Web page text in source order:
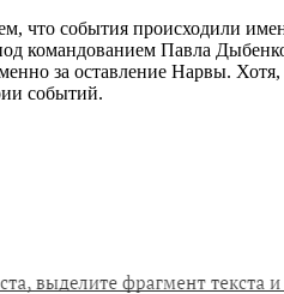
что события происходили
командованием Павла
за оставление Нарвы.
событий.